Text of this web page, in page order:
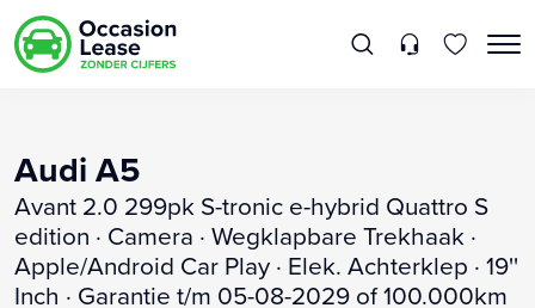
Audi A5
Avant 2.0 299pk S-tronic e-hybrid Quattro S
edition · Camera · Wegklapbare Trekhaak ·
Apple/Android Car Play · Elek. Achterklep · 19''
Inch · Garantie t/m 05-08-2029 of 100.000km